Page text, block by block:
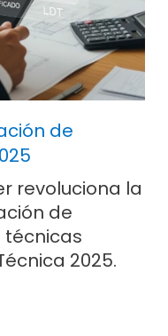
de
revoluciona la
de
técnicas
2025.